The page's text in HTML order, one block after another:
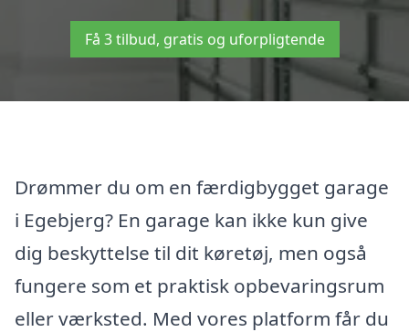
Få 3 tilbud, gratis og uforpligtende
Drømmer du om en færdigbygget garage
i Egebjerg? En garage kan ikke kun give
dig beskyttelse til dit køretøj, men også
fungere som et praktisk opbevaringsrum
eller værksted. Med vores platform får du